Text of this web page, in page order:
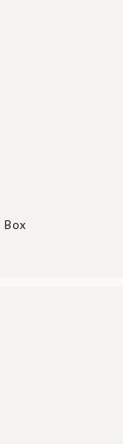
Box